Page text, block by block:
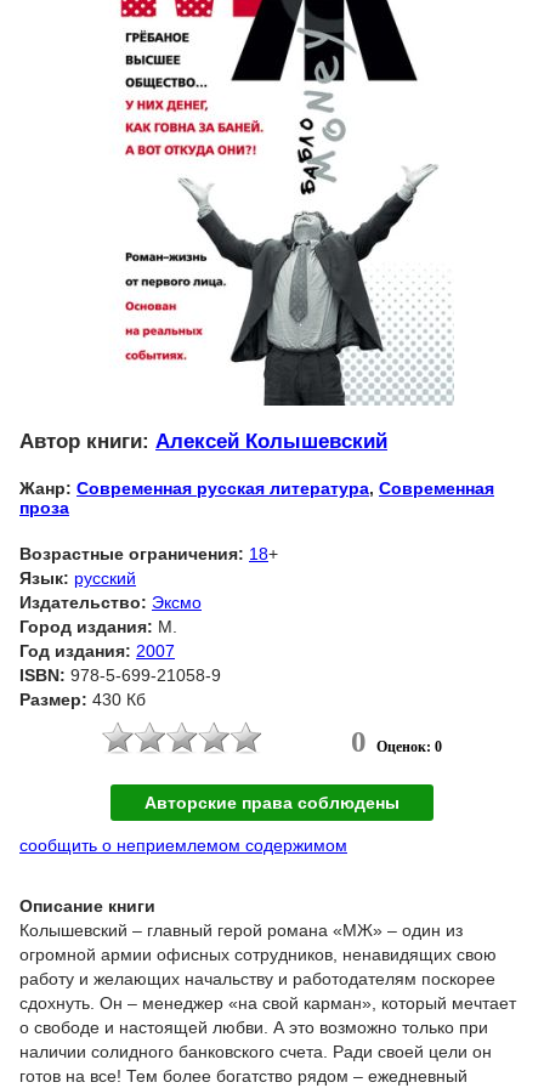
Автор книги: Алексей Колышевский
Жанр: Современная русская литература, Современная
проза
Возрастные ограничения: 18+
Язык: русский
Издательство: Эксмо
Город издания: М.
Год издания: 2007
ISBN: 978-5-699-21058-9
Размер: 430 Кб
0 Оценок: 0
Авторские права соблюдены
сообщить о неприемлемом содержимом
Описание книги
Колышевский – главный герой романа «МЖ» – один из
огромной армии офисных сотрудников, ненавидящих свою
работу и желающих начальству и работодателям поскорее
сдохнуть. Он – менеджер «на свой карман», который мечтает
о свободе и настоящей любви. А это возможно только при
наличии солидного банковского счета. Ради своей цели он
готов на все! Тем более богатство рядом – ежедневный